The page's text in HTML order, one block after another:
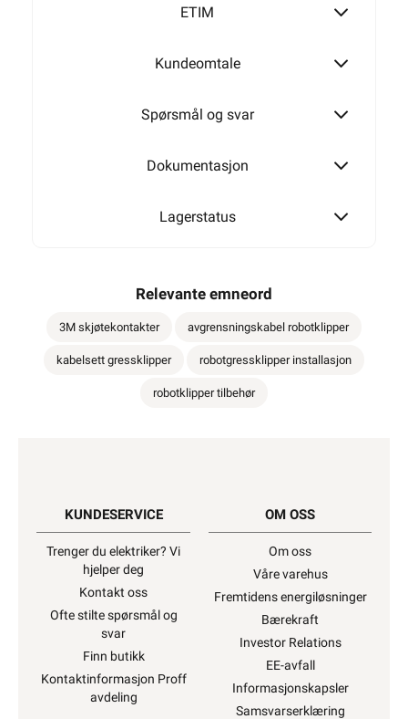
ETIM
Kundeomtale
Spørsmål og svar
Dokumentasjon
Lagerstatus
Relevante emneord
3M skjøtekontakter avgrensningskabel robotklipper
kabelsett gressklipper robotgressklipper installasjon
robotklipper tilbehør
KUNDESERVICE
Trenger du elektriker? Vi
hjelper deg
Kontakt oss
Ofte stilte spørsmål og
svar
Finn butikk
Kontaktinformasjon Proff
avdeling
OM OSS
Om oss
Våre varehus
Fremtidens energiløsninger
Bærekraft
Investor Relations
EE-avfall
Informasjonskapsler
Samsvarserklæring